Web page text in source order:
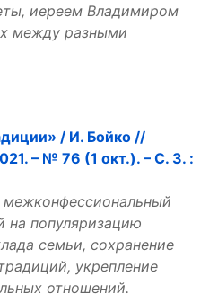
иереем Владимиром
между разными
/ И. Бойко //
– № 76 (1 окт.). – С. 3. :
на популяризацию
семьи, сохранение
укрепление
отношений.